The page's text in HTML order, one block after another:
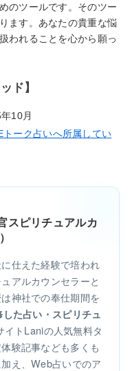
のツールです。そのツー
ます。あなたの貴重な悩
われることを心から願っ
ド】
10月
ーク占いへ所属してい
スピリチュアルカ
仕えた経験で培われ
アルカウンセラーと
神社での奉仕期間を
た占い・スピリチュ
イトLaniの人気無料タ
験記事なども多くも
え、Web占いでのア